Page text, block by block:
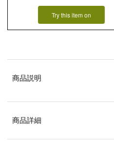
Try this item on
商品説明
商品詳細